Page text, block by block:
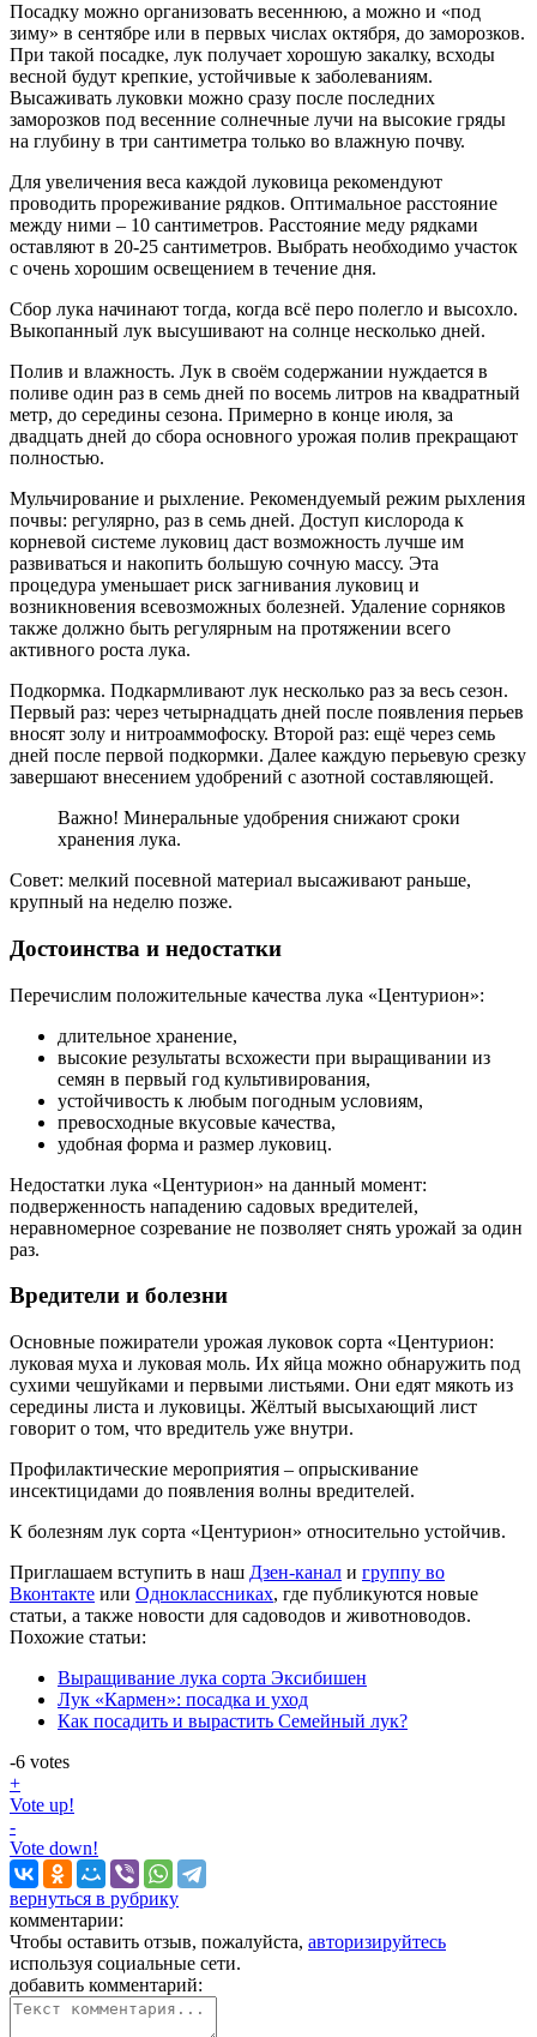
Посадку можно организовать весеннюю, а можно и «под
зиму» в сентябре или в первых числах октября, до заморозков.
При такой посадке, лук получает хорошую закалку, всходы
весной будут крепкие, устойчивые к заболеваниям.
Высаживать луковки можно сразу после последних
заморозков под весенние солнечные лучи на высокие гряды
на глубину в три сантиметра только во влажную почву.
Для увеличения веса каждой луковица рекомендуют
проводить прореживание рядков. Оптимальное расстояние
между ними – 10 сантиметров. Расстояние меду рядками
оставляют в 20-25 сантиметров. Выбрать необходимо участок
с очень хорошим освещением в течение дня.
Сбор лука начинают тогда, когда всё перо полегло и высохло.
Выкопанный лук высушивают на солнце несколько дней.
Полив и влажность. Лук в своём содержании нуждается в
поливе один раз в семь дней по восемь литров на квадратный
метр, до середины сезона. Примерно в конце июля, за
двадцать дней до сбора основного урожая полив прекращают
полностью.
Мульчирование и рыхление. Рекомендуемый режим рыхления
почвы: регулярно, раз в семь дней. Доступ кислорода к
корневой системе луковиц даст возможность лучше им
развиваться и накопить большую сочную массу. Эта
процедура уменьшает риск загнивания луковиц и
возникновения всевозможных болезней. Удаление сорняков
также должно быть регулярным на протяжении всего
активного роста лука.
Подкормка. Подкармливают лук несколько раз за весь сезон.
Первый раз: через четырнадцать дней после появления перьев
вносят золу и нитроаммофоску. Второй раз: ещё через семь
дней после первой подкормки. Далее каждую перьевую срезку
завершают внесением удобрений с азотной составляющей.
Важно! Минеральные удобрения снижают сроки
хранения лука.
Совет: мелкий посевной материал высаживают раньше,
крупный на неделю позже.
Достоинства и недостатки
Перечислим положительные качества лука «Центурион»:
длительное хранение,
высокие результаты всхожести при выращивании из
семян в первый год культивирования,
устойчивость к любым погодным условиям,
превосходные вкусовые качества,
удобная форма и размер луковиц.
Недостатки лука «Центурион» на данный момент:
подверженность нападению садовых вредителей,
неравномерное созревание не позволяет снять урожай за один
раз.
Вредители и болезни
Основные пожиратели урожая луковок сорта «Центурион:
луковая муха и луковая моль. Их яйца можно обнаружить под
сухими чешуйками и первыми листьями. Они едят мякоть из
середины листа и луковицы. Жёлтый высыхающий лист
говорит о том, что вредитель уже внутри.
Профилактические мероприятия – опрыскивание
инсектицидами до появления волны вредителей.
К болезням лук сорта «Центурион» относительно устойчив.
Приглашаем вступить в наш Дзен-канал и группу во
Вконтакте или Одноклассниках, где публикуются новые
статьи, а также новости для садоводов и животноводов.
Похожие статьи:
Выращивание лука сорта Эксибишен
Лук «Кармен»: посадка и уход
Как посадить и вырастить Семейный лук?
-6 votes
+
Vote up!
-
Vote down!
вернуться в рубрику
комментарии:
Чтобы оставить отзыв, пожалуйста, авторизируйтесь
используя социальные сети.
добавить комментарий: